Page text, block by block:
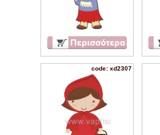
code: xd2307